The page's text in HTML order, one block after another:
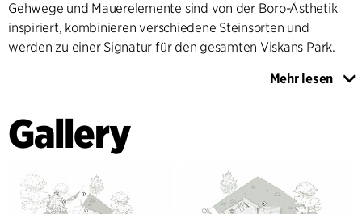
Gehwege und Mauerelemente sind von der Boro-Ästhetik
inspiriert, kombinieren verschiedene Steinsorten und
werden zu einer Signatur für den gesamten Viskans Park.
Ein neuer Holzsteg und eine Fußgängerbrücke machen den
Topografie des Parks und die Auswirkungen auf die
bestehenden Bäume ein. Neue Platzformationen bilden
der Bewegung, zu der die gewundenen Wege einladen und
welche den Park lebendig machen. Die Neugestaltung der
Mehr lesen
Gallery